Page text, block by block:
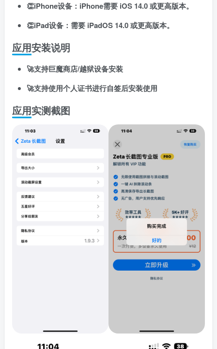
👏iPhone设备：iPhone需要 iOS 14.0 或更高版本。
👏iPad设备：需要 iPadOS 14.0 或更高版本。
应用安装说明
🚀支持巨魔商店/越狱设备安装
🚀支持使用个人证书进行自签后安装使用
应用实测截图